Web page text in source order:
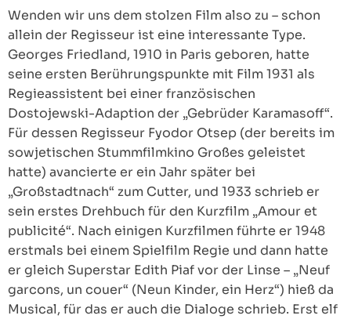
Wenden wir uns dem stolzen Film also zu – schon
allein der Regisseur ist eine interessante Type.
Georges Friedland, 1910 in Paris geboren, hatte
seine ersten Berührungspunkte mit Film 1931 als
Regieassistent bei einer französischen
Dostojewski-Adaption der „Gebrüder Karamasoff“.
Für dessen Regisseur Fyodor Otsep (der bereits im
sowjetischen Stummfilmkino Großes geleistet
hatte) avancierte er ein Jahr später bei
„Großstadtnach“ zum Cutter, und 1933 schrieb er
sein erstes Drehbuch für den Kurzfilm „Amour et
publicité“. Nach einigen Kurzfilmen führte er 1948
erstmals bei einem Spielfilm Regie und dann hatte
er gleich Superstar Edith Piaf vor der Linse – „Neuf
garcons, un couer“ (Neun Kinder, ein Herz“) hieß da
Musical, für das er auch die Dialoge schrieb. Erst elf